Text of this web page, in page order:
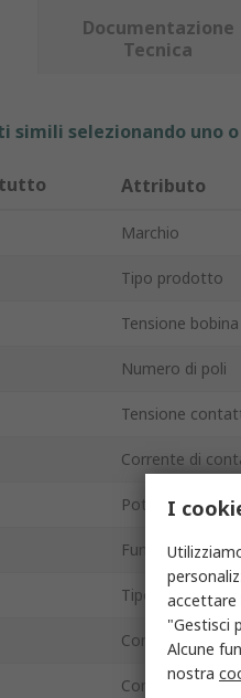
Documentazione
Tecnica
simili selezionando uno
tutto Attributo
Marchio
Tipo prodotto
Tensione bobina
Numero di poli
Tensione
Corrente di
Potenza
Funzione
Tipo montaggio
Configurazione
Configurazione
I
accettare
"Gestisci
Alcune
nostra